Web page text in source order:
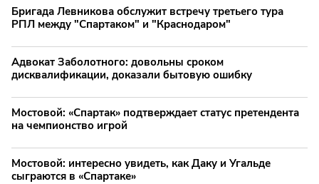
Бригада Левникова обслужит встречу третьего тура
РПЛ между "Спартаком" и "Краснодаром"
Адвокат Заболотного: довольны сроком
дисквалификации, доказали бытовую ошибку
Мостовой: «Спартак» подтверждает статус претендента
на чемпионство игрой
Мостовой: интересно увидеть, как Даку и Угальде
сыграются в «Спартаке»